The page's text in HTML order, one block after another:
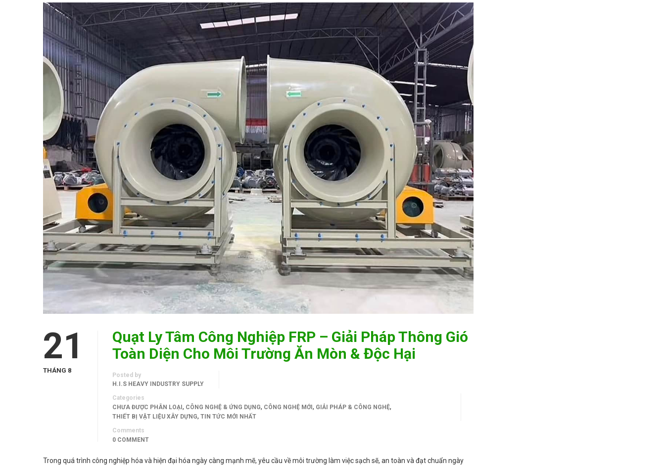
21
THÁNG 8
Quạt Ly Tâm Công Nghiệp FRP – Giải Pháp Thông Gió
Toàn Diện Cho Môi Trường Ăn Mòn & Độc Hại
Posted by
H.I.S HEAVY INDUSTRY SUPPLY
Categories
CHƯA ĐƯỢC PHÂN LOẠI , CÔNG NGHỆ & ỨNG DỤNG, CÔNG NGHỆ MỚI , GIẢI PHÁP & CÔNG NGHỆ,
THIẾT BỊ VẬT LIỆU XÂY DỰNG, TIN TỨC MỚI NHẤT
Comments
0 COMMENT
Trong quá trình công nghiệp hóa và hiện đại hóa ngày càng mạnh mẽ, yêu cầu về môi trường làm việc sạch sẽ, an toàn và đạt chuẩn ngày